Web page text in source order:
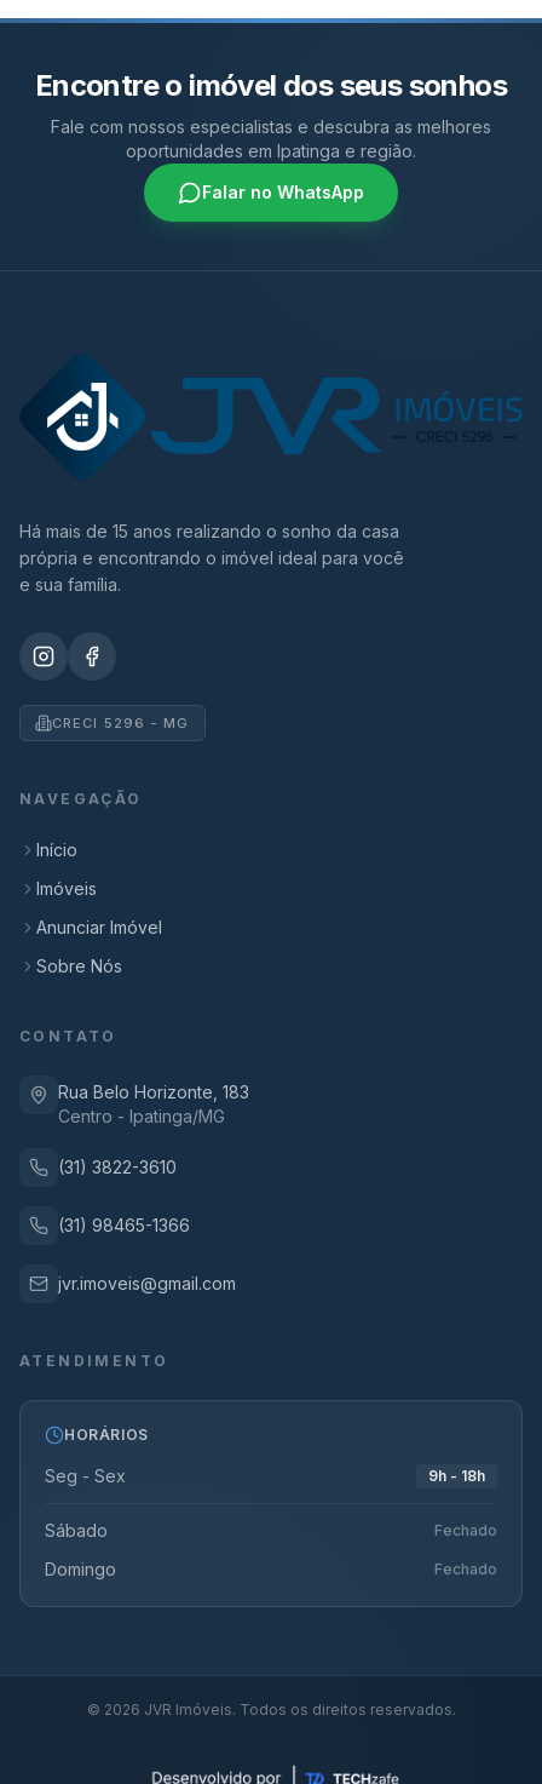
Encontre o imóvel dos seus sonhos
Fale com nossos especialistas e descubra as melhores
oportunidades em Ipatinga e região.
Falar no WhatsApp
Há mais de 15 anos realizando o sonho da casa
própria e encontrando o imóvel ideal para você
e sua família.
CRECI 5296 - MG
NAVEGAÇÃO
Início
Imóveis
Anunciar Imóvel
Sobre Nós
CONTATO
Rua Belo Horizonte, 183
Centro - Ipatinga/MG
(31) 3822-3610
(31) 98465-1366
jvr.imoveis@gmail.com
ATENDIMENTO
HORÁRIOS
Seg - Sex 9h - 18h
Sábado Fechado
Domingo Fechado
© 2026 JVR Imóveis. Todos os direitos reservados.